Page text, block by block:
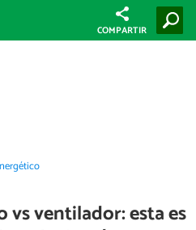
COMPARTIR
ventilador: esta es